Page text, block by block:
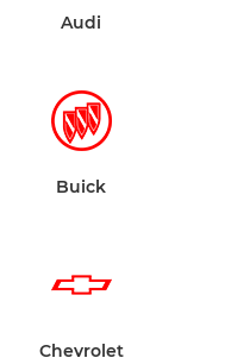
Audi
Buick
Chevrolet